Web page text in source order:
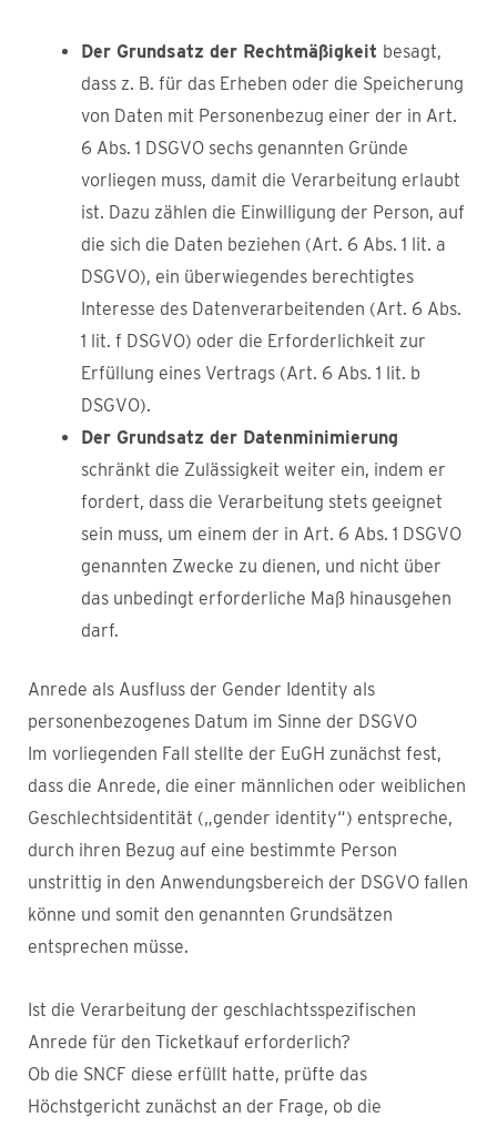
Der Grundsatz der Rechtmäßigkeit besagt,
dass z. B. für das Erheben oder die Speicherung
von Daten mit Personenbezug einer der in Art.
6 Abs. 1 DSGVO sechs genannten Gründe
vorliegen muss, damit die Verarbeitung erlaubt
ist. Dazu zählen die Einwilligung der Person, auf
die sich die Daten beziehen (Art. 6 Abs. 1 lit. a
DSGVO), ein überwiegendes berechtigtes
Interesse des Datenverarbeitenden (Art. 6 Abs.
1 lit. f DSGVO) oder die Erforderlichkeit zur
Erfüllung eines Vertrags (Art. 6 Abs. 1 lit. b
DSGVO).
Der Grundsatz der Datenminimierung
schränkt die Zulässigkeit weiter ein, indem er
fordert, dass die Verarbeitung stets geeignet
sein muss, um einem der in Art. 6 Abs. 1 DSGVO
genannten Zwecke zu dienen, und nicht über
das unbedingt erforderliche Maß hinausgehen
darf.
Anrede als Ausfluss der Gender Identity als
personenbezogenes Datum im Sinne der DSGVO
Im vorliegenden Fall stellte der EuGH zunächst fest,
dass die Anrede, die einer männlichen oder weiblichen
Geschlechtsidentität („gender identity“) entspreche,
durch ihren Bezug auf eine bestimmte Person
unstrittig in den Anwendungsbereich der DSGVO fallen
könne und somit den genannten Grundsätzen
entsprechen müsse.
Ist die Verarbeitung der geschlachtsspezifischen
Anrede für den Ticketkauf erforderlich?
Ob die SNCF diese erfüllt hatte, prüfte das
Höchstgericht zunächst an der Frage, ob die